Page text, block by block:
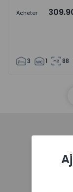
Acheter
3 1 88